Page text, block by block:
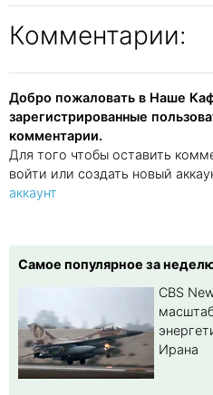
Комментарии:
Добро пожаловать в Наше
зарегистрированные
комментарии.
Для того чтобы оставить
войти или создать новый
аккаунт
Самое популярное за
CBS
Ирана